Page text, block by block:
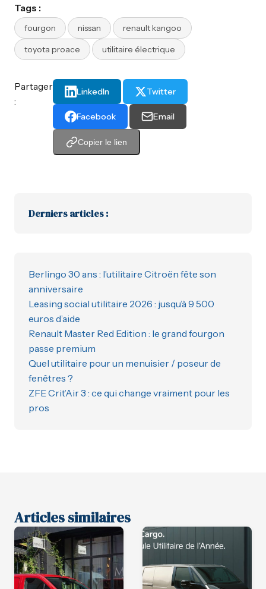
Tags :
fourgon nissan
renault kangoo
toyota proace
utilitaire électrique
Partager
:
LinkedIn Twitter
Facebook Email
Copier le lien
Derniers articles :
Berlingo 30 ans : l’utilitaire Citroën fête son
anniversaire
Leasing social utilitaire 2026 : jusqu’à 9 500
euros d’aide
Renault Master Red Edition : le grand fourgon
passe premium
Quel utilitaire pour un menuisier / poseur de
fenêtres ?
ZFE Crit’Air 3 : ce qui change vraiment pour les
pros
Articles similaires